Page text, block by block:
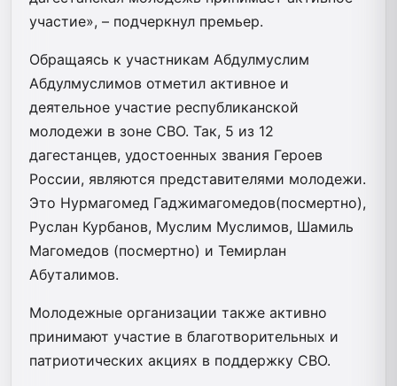
участие», – подчеркнул премьер.
Обращаясь к участникам Абдулмуслим
Абдулмуслимов отметил активное и
деятельное участие республиканской
молодежи в зоне СВО. Так, 5 из 12
дагестанцев, удостоенных звания Героев
России, являются представителями молодежи.
Это Нурмагомед Гаджимагомедов(посмертно),
Руслан Курбанов, Муслим Муслимов, Шамиль
Магомедов (посмертно) и Темирлан
Абуталимов.
Молодежные организации также активно
принимают участие в благотворительных и
патриотических акциях в поддержку СВО.